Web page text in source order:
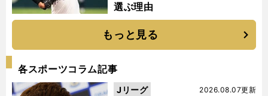
選ぶ理由
もっと見る
各スポーツコラム記事
2026.08.07更新
Jリーグ